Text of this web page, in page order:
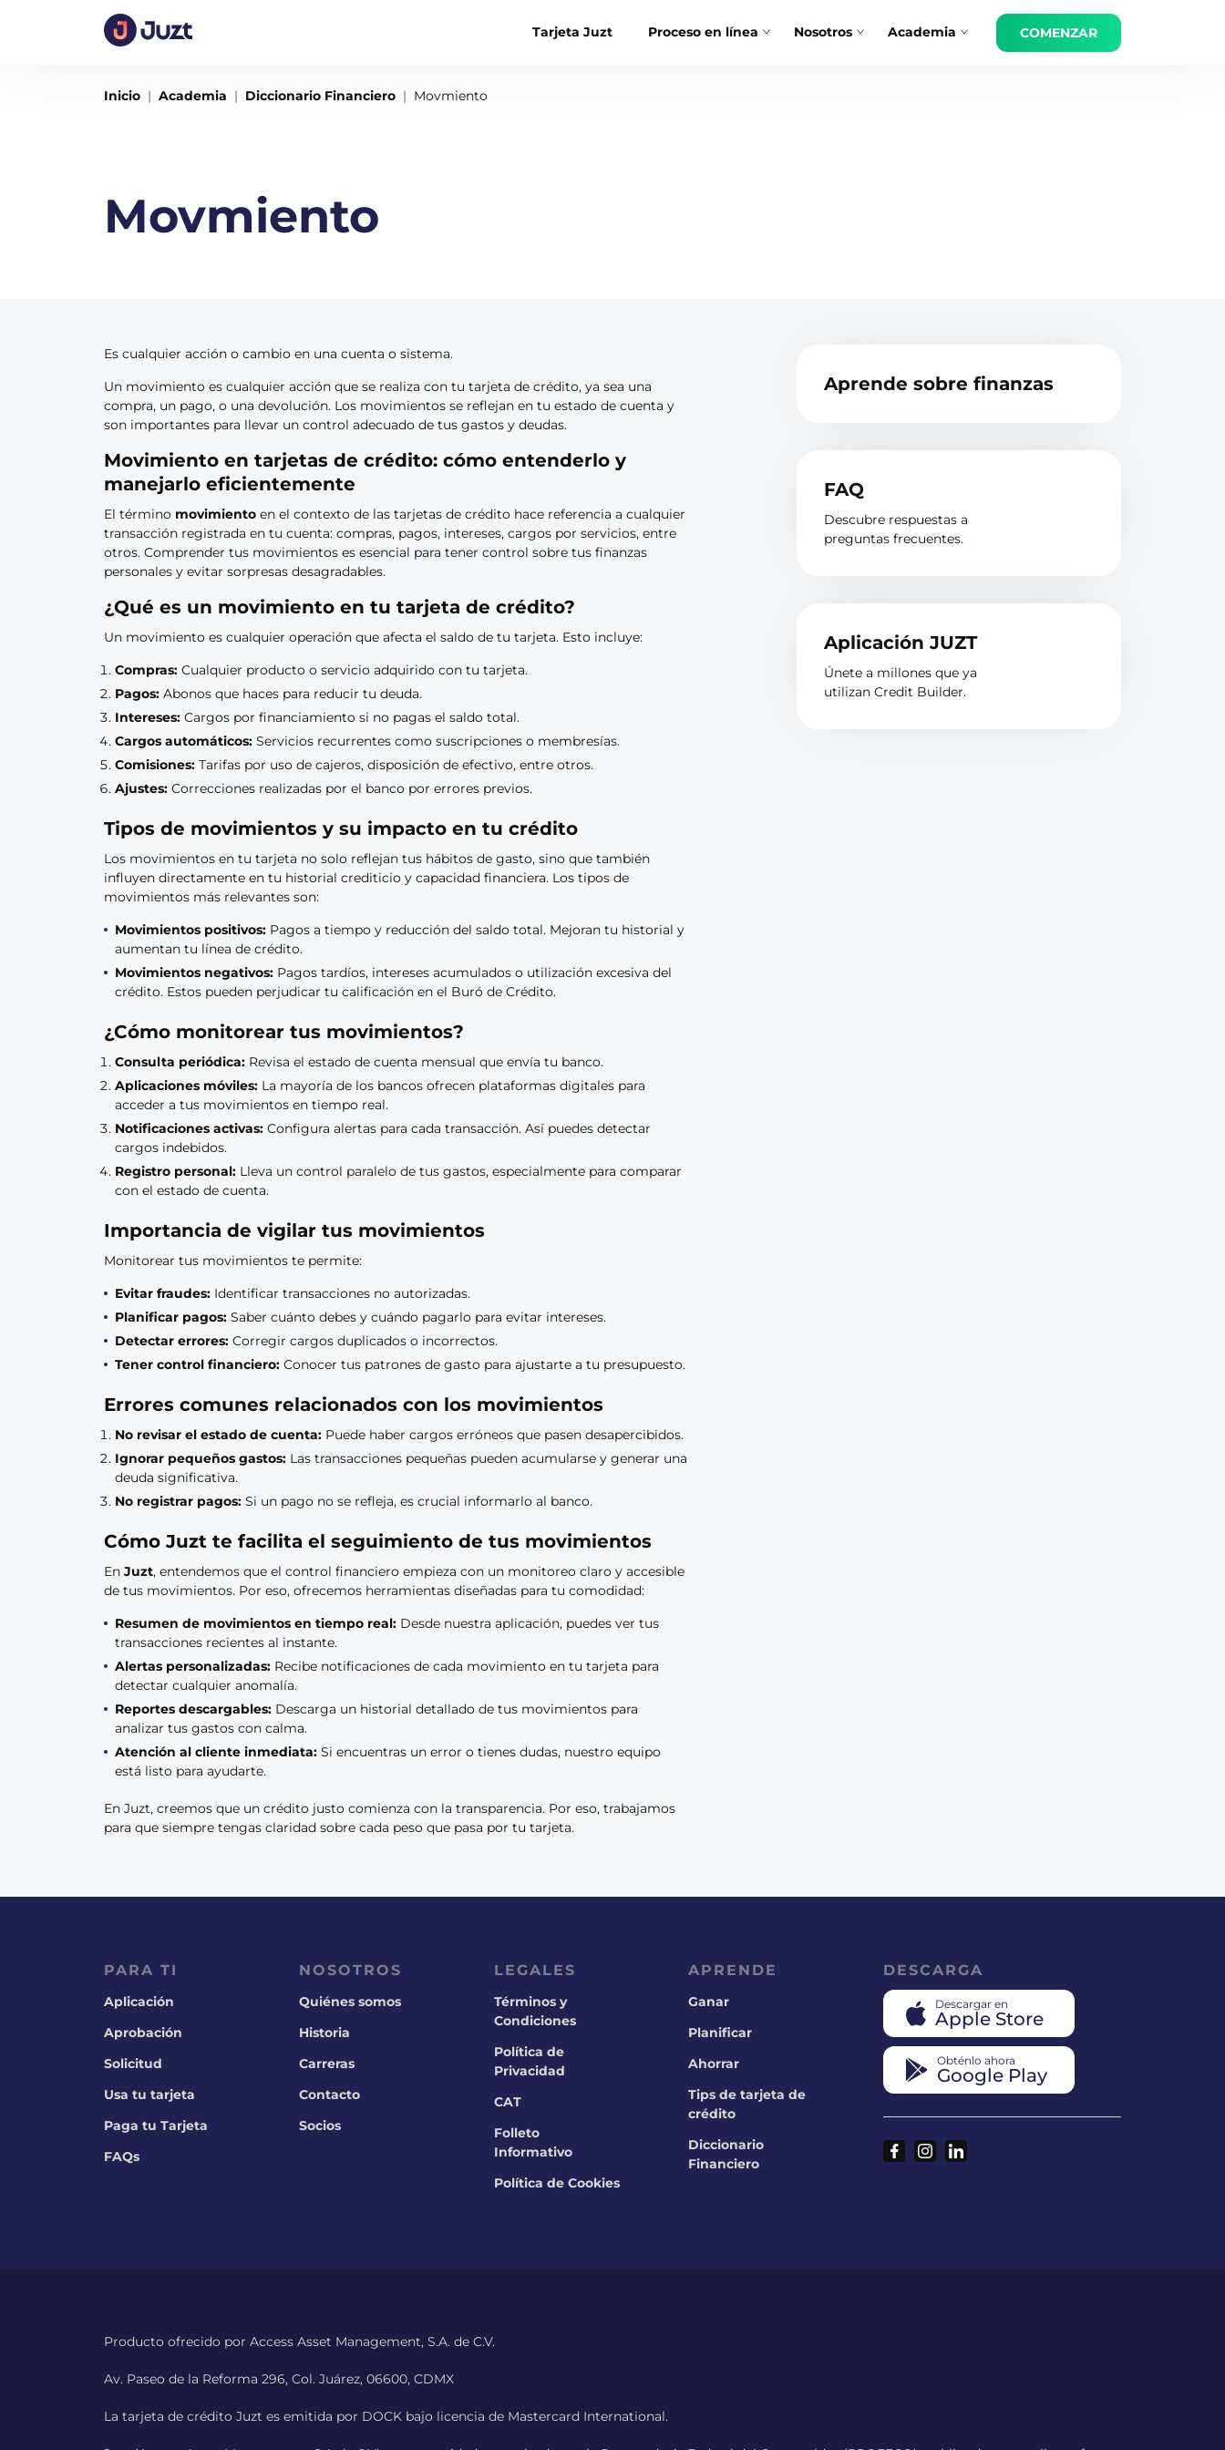
Tarjeta Juzt Proceso en línea Nosotros Academia COMENZAR
Inicio Academia Diccionario Financiero Movmiento
Movmiento
Es cualquier acción o cambio en una cuenta o sistema.
Un movimiento es cualquier acción que se realiza con tu tarjeta de crédito, ya sea una
compra, un pago, o una devolución. Los movimientos se reflejan en tu estado de cuenta y
son importantes para llevar un control adecuado de tus gastos y deudas.
Movimiento en tarjetas de crédito: cómo entenderlo y
manejarlo eficientemente
El término movimiento en el contexto de las tarjetas de crédito hace referencia a cualquier
transacción registrada en tu cuenta: compras, pagos, intereses, cargos por servicios, entre
otros. Comprender tus movimientos es esencial para tener control sobre tus finanzas
personales y evitar sorpresas desagradables.
¿Qué es un movimiento en tu tarjeta de crédito?
Un movimiento es cualquier operación que afecta el saldo de tu tarjeta. Esto incluye:
Compras: Cualquier producto o servicio adquirido con tu tarjeta.
Pagos: Abonos que haces para reducir tu deuda.
Intereses: Cargos por financiamiento si no pagas el saldo total.
Cargos automáticos: Servicios recurrentes como suscripciones o membresías.
Comisiones: Tarifas por uso de cajeros, disposición de efectivo, entre otros.
Ajustes: Correcciones realizadas por el banco por errores previos.
Tipos de movimientos y su impacto en tu crédito
Los movimientos en tu tarjeta no solo reflejan tus hábitos de gasto, sino que también
influyen directamente en tu historial crediticio y capacidad financiera. Los tipos de
movimientos más relevantes son:
Movimientos positivos: Pagos a tiempo y reducción del saldo total. Mejoran tu historial y
aumentan tu línea de crédito.
Movimientos negativos: Pagos tardíos, intereses acumulados o utilización excesiva del
crédito. Estos pueden perjudicar tu calificación en el Buró de Crédito.
¿Cómo monitorear tus movimientos?
Consulta periódica: Revisa el estado de cuenta mensual que envía tu banco.
Aplicaciones móviles: La mayoría de los bancos ofrecen plataformas digitales para
acceder a tus movimientos en tiempo real.
Notificaciones activas: Configura alertas para cada transacción. Así puedes detectar
cargos indebidos.
Registro personal: Lleva un control paralelo de tus gastos, especialmente para comparar
con el estado de cuenta.
Importancia de vigilar tus movimientos
Monitorear tus movimientos te permite:
Evitar fraudes: Identificar transacciones no autorizadas.
Planificar pagos: Saber cuánto debes y cuándo pagarlo para evitar intereses.
Detectar errores: Corregir cargos duplicados o incorrectos.
Tener control financiero: Conocer tus patrones de gasto para ajustarte a tu presupuesto.
Errores comunes relacionados con los movimientos
No revisar el estado de cuenta: Puede haber cargos erróneos que pasen desapercibidos.
Ignorar pequeños gastos: Las transacciones pequeñas pueden acumularse y generar una
deuda significativa.
No registrar pagos: Si un pago no se refleja, es crucial informarlo al banco.
Cómo Juzt te facilita el seguimiento de tus movimientos
En Juzt, entendemos que el control financiero empieza con un monitoreo claro y accesible
de tus movimientos. Por eso, ofrecemos herramientas diseñadas para tu comodidad:
Resumen de movimientos en tiempo real: Desde nuestra aplicación, puedes ver tus
transacciones recientes al instante.
Alertas personalizadas: Recibe notificaciones de cada movimiento en tu tarjeta para
detectar cualquier anomalía.
Reportes descargables: Descarga un historial detallado de tus movimientos para
analizar tus gastos con calma.
Atención al cliente inmediata: Si encuentras un error o tienes dudas, nuestro equipo
está listo para ayudarte.
En Juzt, creemos que un crédito justo comienza con la transparencia. Por eso, trabajamos
para que siempre tengas claridad sobre cada peso que pasa por tu tarjeta.
Aprende sobre finanzas
FAQ
Descubre respuestas a
preguntas frecuentes.
Aplicación JUZT
Únete a millones que ya
utilizan Credit Builder.
PARA TI
Aplicación
Aprobación
Solicitud
Usa tu tarjeta
Paga tu Tarjeta
FAQs
NOSOTROS
Quiénes somos
Historia
Carreras
Contacto
Socios
LEGALES
Términos y
Condiciones
Política de
Privacidad
CAT
Folleto
Informativo
Política de Cookies
APRENDE
Ganar
Planificar
Ahorrar
Tips de tarjeta de
crédito
Diccionario
Financiero
DESCARGA
Descargar en
Apple Store
Obténlo ahora
Google Play
Producto ofrecido por Access Asset Management, S.A. de C.V.
Av. Paseo de la Reforma 296, Col. Juárez, 06600, CDMX
La tarjeta de crédito Juzt es emitida por DOCK bajo licencia de Mastercard International.